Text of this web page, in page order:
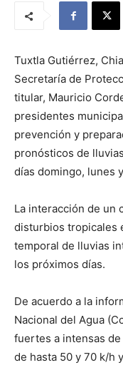
Tuxtla Gutiérrez,
Secretaría de
titular, Mauricio
presidentes
prevención y
pronósticos de
días domingo, lunes
La interacción de un
disturbios tropicales
temporal de lluvias
los próximos días.
De acuerdo a la
Nacional del Agua
fuertes a intensas de
de hasta 50 y 70 k/h